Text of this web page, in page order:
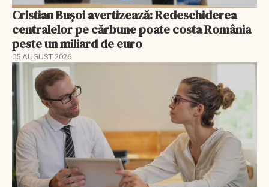
Cristian Bușoi avertizează: Redeschiderea
centralelor pe cărbune poate costa România
peste un miliard de euro
05 AUGUST 2026